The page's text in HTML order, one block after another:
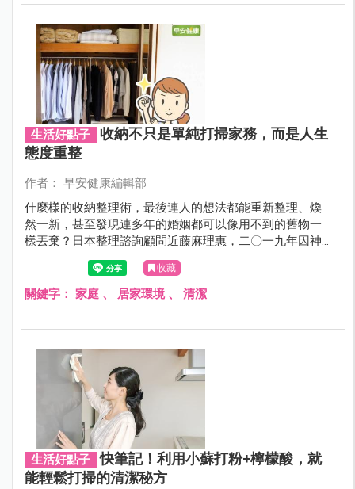
生活好點子
收納不只是單純打掃家務，而是人生
態度重整
作者： 早安健康編輯部
什麼樣的收納整理術，最後連人的想法都能重新整理、煥
然一新，甚至發現連多年的婚姻都可以像用不到的舊物一
樣丟棄？日本整理諮詢顧問近藤麻理惠，二〇一九年因神
奇的居家整理技巧搬上Netix，成為全球為居家收納所苦人
們的救星，讓人重新感受到自己人生的意義。收納，已經
不是單純家務打掃，而是人生態度重整。
收藏
關鍵字： 家庭、 居家環境、 清潔
生活好點子
快筆記！利用小蘇打粉+檸檬酸，就
能輕鬆打掃的清潔秘方